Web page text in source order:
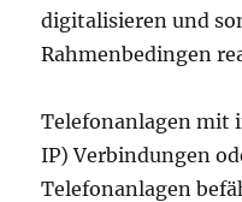
digitalisieren und
Rahmenbedingen
Telefonanlagen mit
IP) Verbindungen
Telefonanlagen